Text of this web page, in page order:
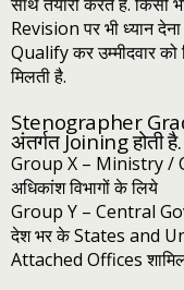
Revision पर भी ध्यान
Qualify कर उम्मीदवार को
मिलती है.
Stenographer
अंतर्गत Joining होती है.
Group X – Ministry /
अधिकांश विभागों के लिये
Group Y – Central
देश भर के States and
Attached Offices